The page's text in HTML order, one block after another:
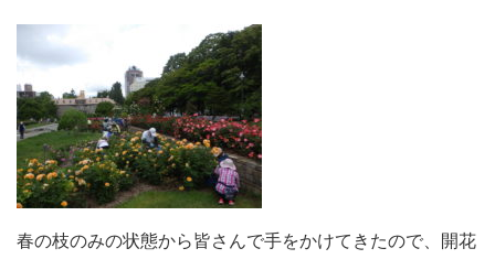
春の枝のみの状態から皆さんで手をかけてきたので、開花